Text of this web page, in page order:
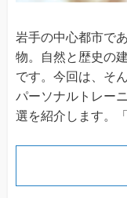
岩手の中心都市で
物。自然と歴史の
です。今回は、そ
パーソナルトレー
選を紹介します。